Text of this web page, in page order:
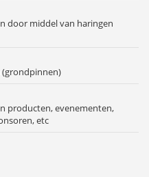
door middel van haringen
(grondpinnen)
producten, evenementen,
etc